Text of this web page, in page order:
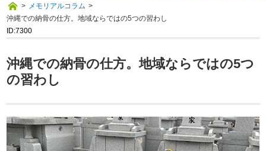
> メモリアルコラム >
沖縄での納骨の仕方。地域ならではの5つの習わし
ID:7300
沖縄での納骨の仕方。地域ならではの5つ
の習わし